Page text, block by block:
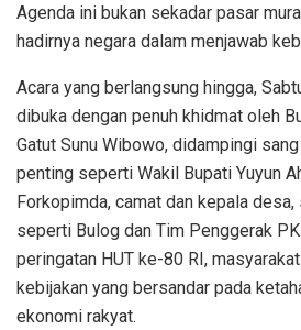
Agenda ini bukan sekadar pasar
hadirnya negara dalam menjawab
Acara yang berlangsung hingga,
dibuka dengan penuh khidmat oleh
Gatut Sunu Wibowo, didampingi
penting seperti Wakil Bupati Yuyun
Forkopimda, camat dan kepala
seperti Bulog dan Tim Penggerak
peringatan HUT ke-80 RI,
kebijakan yang bersandar pada
ekonomi rakyat.